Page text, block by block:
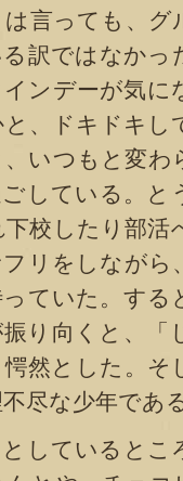
言っても、グ
訳ではなかっ
ンデーが気に
、ドキドキし
いつもと変わ
している。と
校したり部活
リをしながら
ていた。する
り向くと、「
然とした。そ
尽な少年である
しているとこ